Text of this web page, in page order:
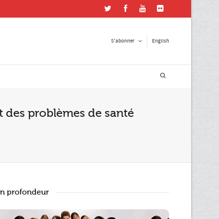
S'abonner
courriel *
English
problèmes de santé
profondeur